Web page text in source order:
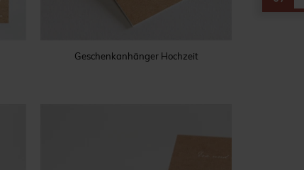
Geschenkanhänger Hochzeit